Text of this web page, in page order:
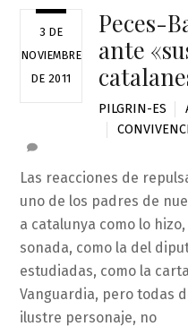
3 DE
NOVIEMBRE
DE 2011
Peces-
ante
PILGRIN-ES
Las reacciones de
uno de los padres de
a catalunya como lo
sonada, como la del
estudiadas, como la
Vanguardia, pero todas
ilustre personaje, no